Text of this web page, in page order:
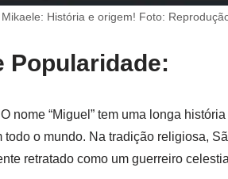
História e origem! Foto:
Popularidade:
nome “Miguel” tem uma longa
todo o mundo. Na tradição religiosa,
retratado como um guerreiro